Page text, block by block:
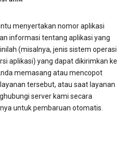
menyertakan nomor aplikasi
informasi tentang aplikasi yang
(misalnya, jenis sistem operasi
aplikasi) yang dapat dikirimkan ke
memasang atau mencopot
tersebut, atau saat layanan
server kami secara
untuk pembaruan otomatis.